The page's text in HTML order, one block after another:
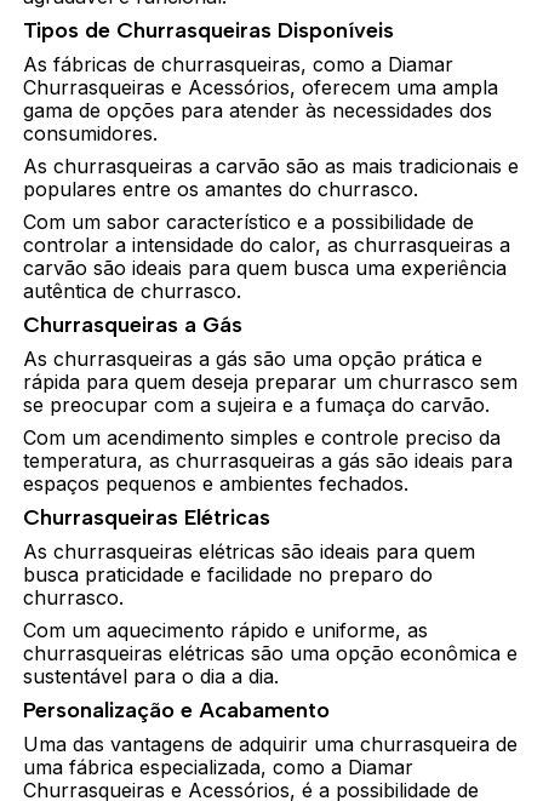
Tipos de Churrasqueiras Disponíveis
As fábricas de churrasqueiras, como a Diamar
Churrasqueiras e Acessórios, oferecem uma ampla
gama de opções para atender às necessidades dos
consumidores.
As churrasqueiras a carvão são as mais tradicionais e
populares entre os amantes do churrasco.
Com um sabor característico e a possibilidade de
controlar a intensidade do calor, as churrasqueiras a
carvão são ideais para quem busca uma experiência
autêntica de churrasco.
Churrasqueiras a Gás
As churrasqueiras a gás são uma opção prática e
rápida para quem deseja preparar um churrasco sem
se preocupar com a sujeira e a fumaça do carvão.
Com um acendimento simples e controle preciso da
temperatura, as churrasqueiras a gás são ideais para
espaços pequenos e ambientes fechados.
Churrasqueiras Elétricas
As churrasqueiras elétricas são ideais para quem
busca praticidade e facilidade no preparo do
churrasco.
Com um aquecimento rápido e uniforme, as
churrasqueiras elétricas são uma opção econômica e
sustentável para o dia a dia.
Personalização e Acabamento
Uma das vantagens de adquirir uma churrasqueira de
uma fábrica especializada, como a Diamar
Churrasqueiras e Acessórios, é a possibilidade de